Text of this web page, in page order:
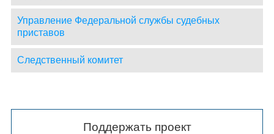
Управление Федеральной службы судебных
приставов
Следственный комитет
Поддержать проект